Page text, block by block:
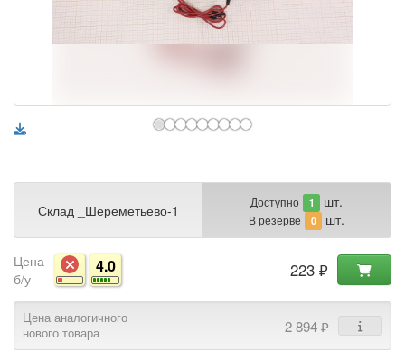
Склад _Шереметьево-1 Доступно 1 шт.
В резерве 0 шт.
Цена
б/у
4.0 223 ₽
Цена аналогичного
нового товара
2 894 ₽